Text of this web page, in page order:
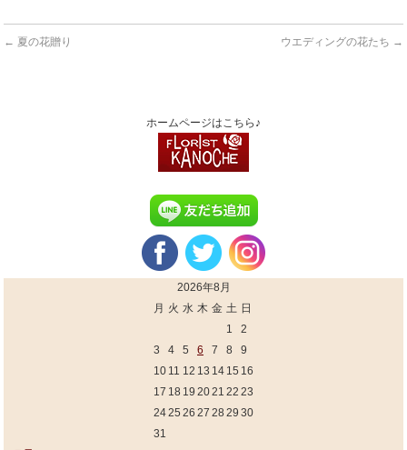
← 夏の花贈り ウエディングの花たち →
ホームページはこちら♪
2026年8月
月 火 水 木 金 土 日
1
2
3
4 5 6 7 8
9
10 11 12 13 14 15 16
17 18 19 2021 22 23
2425 26 27 28 29 30
31